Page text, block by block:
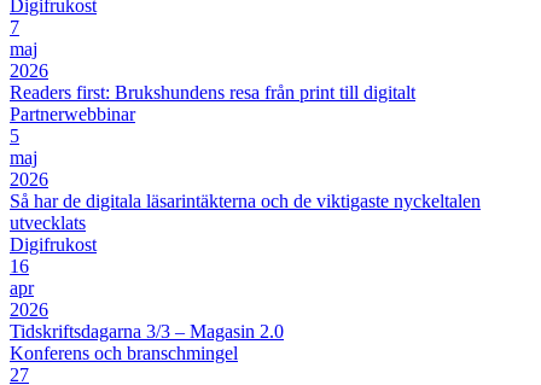
Digifrukost
7
maj
2026
Readers first: Brukshundens resa från print till digitalt
Partnerwebbinar
5
maj
2026
Så har de digitala läsarintäkterna och de viktigaste nyckeltalen
utvecklats
Digifrukost
16
apr
2026
Tidskriftsdagarna 3/3 – Magasin 2.0
Konferens och branschmingel
27